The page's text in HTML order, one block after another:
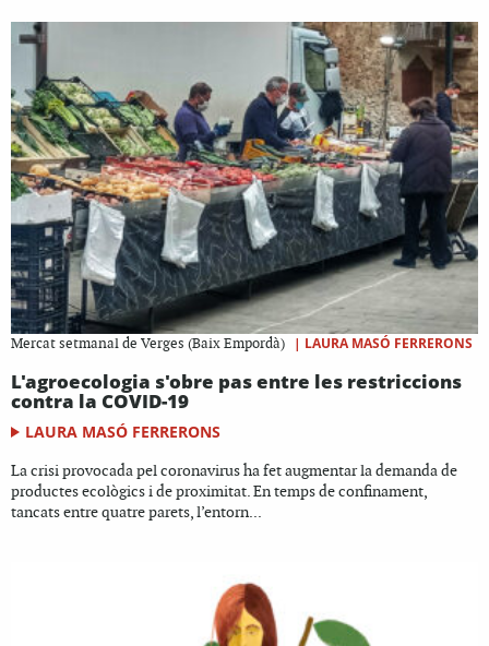
Mercat setmanal de Verges (Baix Empordà) | LAURA MASÓ FERRERONS
L'agroecologia s'obre pas entre les restriccions
contra la COVID-19
LAURA MASÓ FERRERONS
La crisi provocada pel coronavirus ha fet augmentar la demanda de
productes ecològics i de proximitat. En temps de confinament,
tancats entre quatre parets, l’entorn...